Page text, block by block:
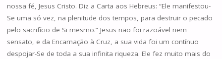
nossa fé, Jesus Cristo. Diz a Carta aos Hebreus: “Ele manifestou-
Se uma só vez, na plenitude dos tempos, para destruir o pecado
pelo sacrifício de Si mesmo.” Jesus não foi razoável nem
sensato, e da Encarnação à Cruz, a sua vida foi um contínuo
despojar-Se de toda a sua infinita riqueza. Ele fez muito mais do